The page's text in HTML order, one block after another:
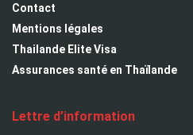
Contact
Mentions légales
Thailande Elite Visa
Assurances santé en Thaïlande
Lettre d’information